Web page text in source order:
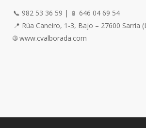
📞 982 53 36 59 | 📱 646 04 69 54
📍 Rúa Caneiro, 1-3, Bajo – 27600 Sarria
🌐 www.cvalborada.com